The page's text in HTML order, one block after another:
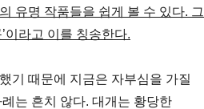
유명 작품들을 쉽게 볼 수 있다. 그
이라고 이를 칭송한다.
기 때문에 지금은 자부심을 가질
는 흔치 않다. 대개는 황당한